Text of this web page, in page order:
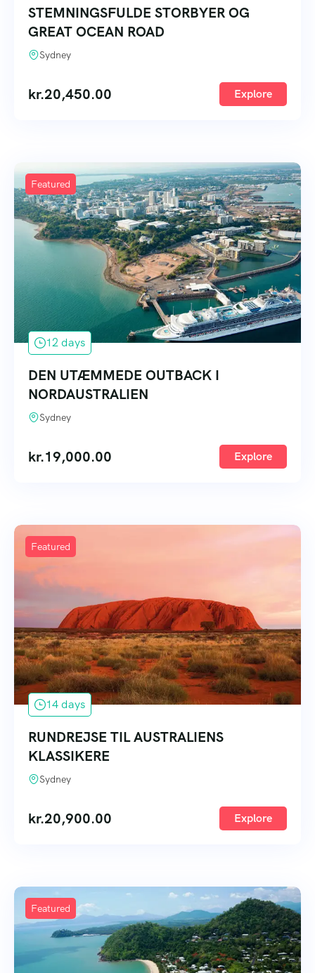
STEMNINGSFULDE STORBYER OG
GREAT OCEAN ROAD
Sydney
kr.20,450.00 Explore
Featured
12 days
DEN UTÆMMEDE OUTBACK I
NORDAUSTRALIEN
Sydney
kr.19,000.00 Explore
Featured
14 days
RUNDREJSE TIL AUSTRALIENS
KLASSIKERE
Sydney
kr.20,900.00 Explore
Featured